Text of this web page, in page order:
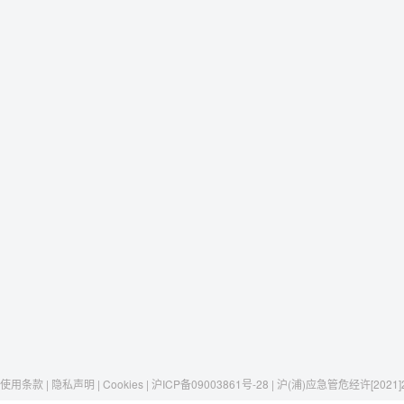
使用条款 | 隐私声明 | Cookies | 沪ICP备09003861号-28 | 沪(浦)应急管危经许